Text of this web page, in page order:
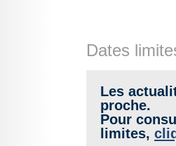
Dates
Les
proche.
Pour
limites,